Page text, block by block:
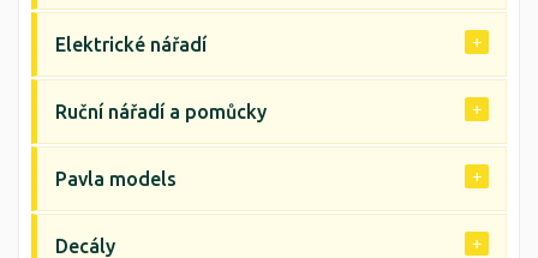
Elektrické nářadí
Ruční nářadí a pomůcky
Pavla models
Decály